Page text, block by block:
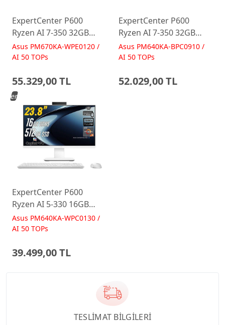
ExpertCenter P600
Ryzen AI 7-350 32GB
512GB 27 FreeDos Beyaz
AI-Powered AIO
Asus PM670KA-WPE0120 /
AI 50 TOPs
55.329,00 TL
ExpertCenter P600
Ryzen AI 7-350 32GB
512GB 23.8 FreeDos
Siyah AI-Powered AIO
Asus PM640KA-BPC0910 /
AI 50 TOPs
52.029,00 TL
ExpertCenter P600
Ryzen AI 5-330 16GB
512GB 23.8 FreeDos
Beyaz AI-Powered AIO
Asus PM640KA-WPC0130 /
AI 50 TOPs
39.499,00 TL
Yeni
TESLİMAT BİLGİLERİ